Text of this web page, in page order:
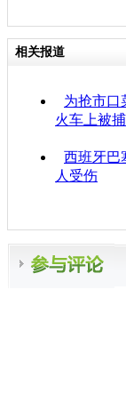
相关报道
为抢市口
火车上被捕
西班牙巴
人受伤